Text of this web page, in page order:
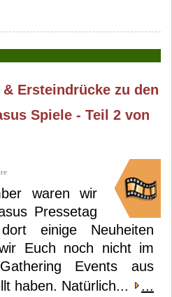
Ersteindrücke zu den
Spiele - Teil 2 von
waren wir
Pressetag
einige Neuheiten
Euch noch nicht im
Events aus
haben. Natürlich...
...